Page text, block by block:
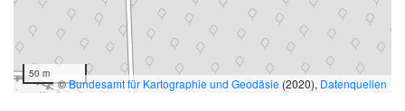
50 m
©Bundesamt für Kartographie und Geodäsie (2020), Datenquellen